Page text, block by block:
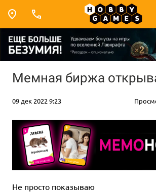
Мемная биржа
09 дек 2022 9:23
Не просто показываю